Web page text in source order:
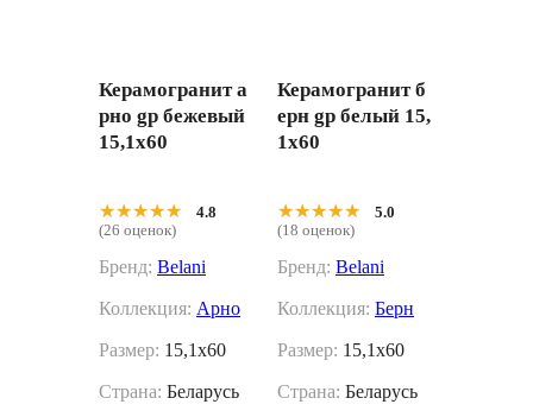
Керамогранит а
рно gp бежевый
15,1x60
★★★★★
★★★★★
4.8
(26 оценок)
Бренд: Belani
Коллекция: Арно
Размер: 15,1x60
Страна: Беларусь
Керамогранит б
ерн gp белый 15,
1x60
★★★★★
★★★★★
5.0
(18 оценок)
Бренд: Belani
Коллекция: Берн
Размер: 15,1x60
Страна: Беларусь